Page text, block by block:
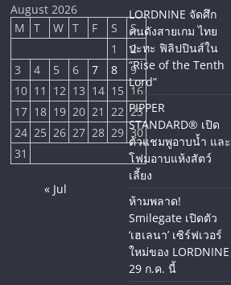
August 2026
M
T W T F S
S
1
2
3
4 5 6 7 8
9
10 11 12 13 14 15 16
17 18 19 20 21 22 23
24 25 26 27 28 29 30
31
« Jul
LORDNINE จัดศึก
คนดังสายเกม ไทย
ปะทะ ฟิลิปปินส์ใน
“Rise of the Tenth
Lord”
PIPPER
STANDARD® เปิด
ตัวแชมพูอาบน้ำ และ
โฟมอาบแห้งสัตว์
เลี้ยง
ห้ามพลาด!
Smilegate เปิดตัว
‘เฮเลนา’ เซิร์ฟเวอร์
ใหม่ของ LORDNINE
29 ก.ค. นี้